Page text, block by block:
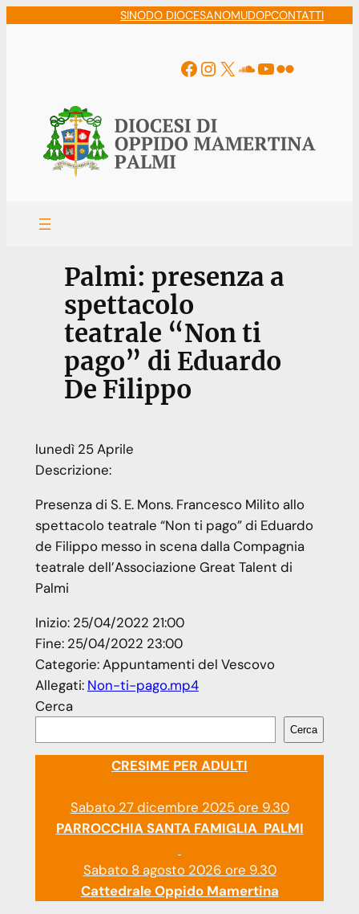
SINODO DIOCESANOMUDOPCONTATTI
Facebook
Instagram
X Soundcloud
YouTube
Flickr
Palmi: presenza a
spettacolo
teatrale “Non ti
pago” di Eduardo
De Filippo
lunedì 25Aprile
Descrizione:
Presenza di S. E. Mons. Francesco Milito allo
spettacolo teatrale “Non ti pago” di Eduardo
de Filippo messo in scena dalla Compagnia
teatrale dell’Associazione Great Talent di
Palmi
Inizio: 25/04/2022 21:00
Fine: 25/04/2022 23:00
Categorie:Appuntamenti del Vescovo
Allegati: Non-ti-pago.mp4
Cerca
Cerca
CRESIME PER ADULTI
Sabato 27 dicembre 2025 ore 9.30
PARROCCHIA SANTA FAMIGLIA PALMI
Sabato 8 agosto 2026 ore 9.30
Cattedrale Oppido Mamertina